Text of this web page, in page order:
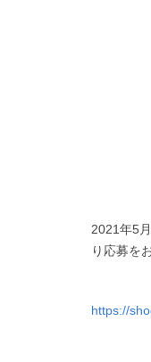
2021年5
り応募を
https://